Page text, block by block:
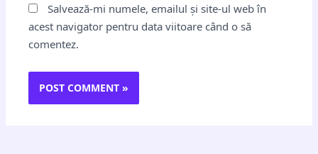
Salvează-mi numele, emailul și site-ul web în
acest navigator pentru data viitoare când o să
comentez.